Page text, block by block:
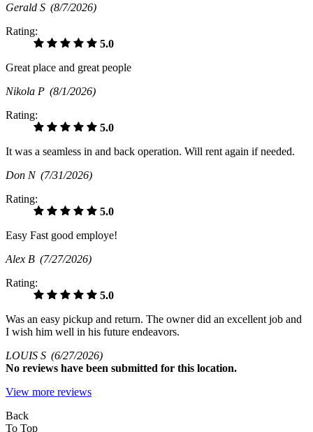
Gerald S (8/7/2026)
Rating:
5.0
Great place and great people
Nikola P (8/1/2026)
Rating:
5.0
It was a seamless in and back operation. Will rent again if needed.
Don N (7/31/2026)
Rating:
5.0
Easy Fast good employe!
Alex B (7/27/2026)
Rating:
5.0
Was an easy pickup and return. The owner did an excellent job and
I wish him well in his future endeavors.
LOUIS S (6/27/2026)
No reviews have been submitted for this location.
View more reviews
Back
To Top